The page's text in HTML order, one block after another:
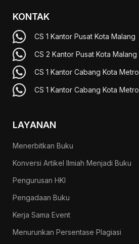
KONTAK
CS 1 Kantor Pusat Kota Malang
CS 2 Kantor Pusat Kota Malang
CS 1 Kantor Cabang Kota Metro
CS 1 Kantor Cabang Kota Metro
LAYANAN
Menerbitkan Buku
Konversi Artikel Ilmiah Menjadi Buku
Pengurusan HKI
Pengadaan Buku
Kerja Sama Event
Menurunkan Persentase Plagiasi